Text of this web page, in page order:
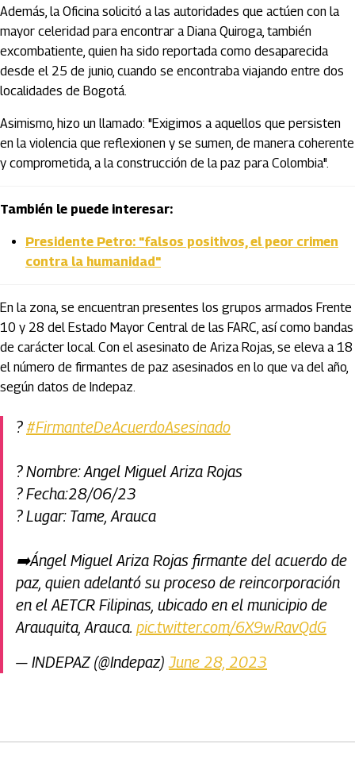
Además, la Oficina solicitó a las autoridades que actúen con la
mayor celeridad para encontrar a Diana Quiroga, también
excombatiente, quien ha sido reportada como desaparecida
desde el 25 de junio, cuando se encontraba viajando entre dos
localidades de Bogotá.
Asimismo, hizo un llamado: "Exigimos a aquellos que persisten
en la violencia que reflexionen y se sumen, de manera coherente
y comprometida, a la construcción de la paz para Colombia".
También le puede interesar:
Presidente Petro: "falsos positivos, el peor crimen
contra la humanidad"
En la zona, se encuentran presentes los grupos armados Frente
10 y 28 del Estado Mayor Central de las FARC, así como bandas
de carácter local. Con el asesinato de Ariza Rojas, se eleva a 18
el número de firmantes de paz asesinados en lo que va del año,
según datos de Indepaz.
? #FirmanteDeAcuerdoAsesinado
? Nombre: Angel Miguel Ariza Rojas
? Fecha:28/06/23
? Lugar: Tame, Arauca
➡️Ángel Miguel Ariza Rojas firmante del acuerdo de
paz, quien adelantó su proceso de reincorporación
en el AETCR Filipinas, ubicado en el municipio de
Arauquita, Arauca. pic.twitter.com/6X9wRavQdG
— INDEPAZ (@Indepaz)June 28, 2023